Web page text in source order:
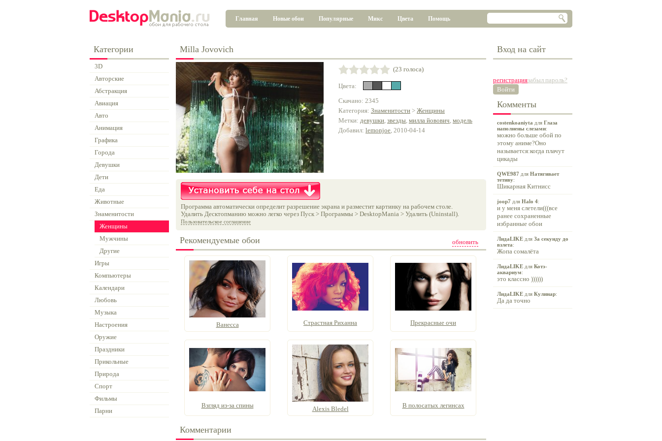
Главная Новые обои Популярные Микс Цвета Помощь
Категории
3D
Авторские
Абстракция
Авиация
Авто
Анимация
Графика
Города
Девушки
Дети
Еда
Животные
Знаменитости
Женщины
Мужчины
Другие
Игры
Компьютеры
Календари
Любовь
Музыка
Настроения
Оружие
Праздники
Прикольные
Природа
Спорт
Фильмы
Парни
Milla Jovovich
(23 голоса)
Цвета:
Скачано: 2345
Категория: Знаменитости > Женщины
Метки: девушки, звезды, милла йовович, модель
Добавил: lemonjoe, 2010-04-14
Программа автоматически определит разрешение экрана и разместит картинку на рабочем столе.
Удалить Десктопманию можно легко через Пуск > Программы > DesktopMania > Удалить (Uninstall).
Пользовательское соглашение
обновить
Рекомендуемые обои
Ванесса Страстная Риханна Прекрасные очи
Взгляд из-за спины Alexis Bledel В полосатых легинсах
Комментарии
Вход на сайт
регистрациязабыл пароль?
Войти
Комменты
costenkoaniyta для Глаза
наполнены слезами:
можно больше обой по
этому аниме?Оно
называется:когда плачут
цикады
QWE987 для Натягивает
тетиву:
Шикарная Китнисс
joop7 для Halo 4:
и у меня слетели(((все
ранее сохраненные
избранные обои
ЛидаLIKE для За секунду до
взлета:
Жопа сомалёта
ЛидаLIKE для Котэ-
аквариум:
это классно ))))))
ЛидаLIKE для Кулинар:
Да да точно